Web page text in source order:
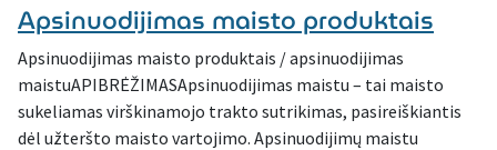
Apsinuodijimas maisto produktais
Apsinuodijimas maisto produktais / apsinuodijimas
maistuAPIBRĖŽIMASApsinuodijimas maistu – tai maisto
sukeliamas virškinamojo trakto sutrikimas, pasireiškiantis
dėl užteršto maisto vartojimo. Apsinuodijimų maistu